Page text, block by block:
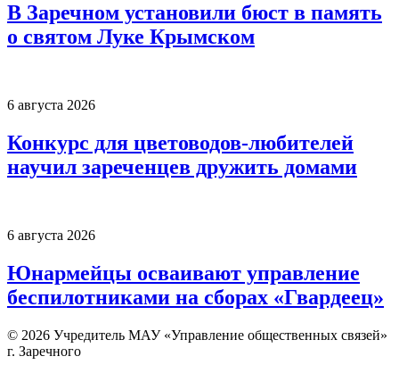
В Заречном установили бюст в память
о святом Луке Крымском
6 августа 2026
Конкурс для цветоводов-любителей
научил зареченцев дружить домами
6 августа 2026
Юнармейцы осваивают управление
беспилотниками на сборах «Гвардеец»
© 2026 Учредитель МАУ «Управление общественных связей»
г. Заречного